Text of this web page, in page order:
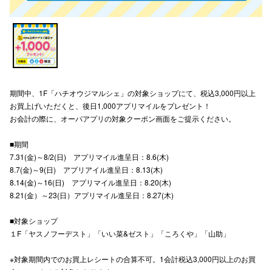
期間中、1F「ハチオウジマルシェ」の対象ショップにて、税込3,000円以上
お買上げいただくと、後日1,000アプリマイルをプレゼント！
お会計の際に、オーパアプリの対象クーポン画面をご提示ください。
■期間
7.31(金)～8/2(日) アプリマイル進呈日：8.6(木)
8.7(金)～9(日) アプリアイル進呈日：8.13(木)
8.14(金)～16(日) アプリマイル進呈日：8.20(木)
8.21(金）～23(日）アプリマイル進呈日：8.27(木)
■対象ショップ
１F「ヤスノフーデスト」「いい菜&ゼスト」「ころくや」「山助」
※対象期間内でのお買上レシートの合算不可。1会計税込3,000円以上のお買
ソーシャル
三宮オ